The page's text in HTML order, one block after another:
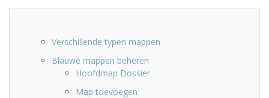
Verschillende typen mappen
Blauwe mappen beheren
Hoofdmap Dossier
Map toevoegen